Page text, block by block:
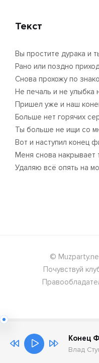
Текст
Вы простите дурака и
Рано или поздно
Снова прохожу по
Не печаль и не улыбка
Пришел уже и наш
Больше нет горячих
Ты больше не ищи со
Вот и наступил конец
Меня снова накрывает
Удаляю всё опять на
©
Почувствуй
Конец
Влад